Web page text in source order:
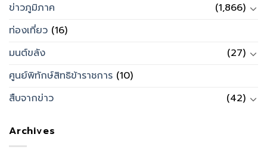
ข่าวภูมิภาค
(1,866)
ท่องเที่ยว (16)
มนต์ขลัง
(27)
ศูนย์พิทักษ์สิทธิข้าราชการ (10)
สืบจากข่าว
(42)
Archives